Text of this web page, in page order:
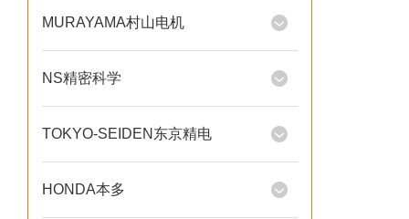
MURAYAMA村山电机
NS精密科学
TOKYO-SEIDEN东京精电
HONDA本多